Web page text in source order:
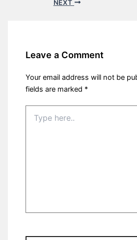
NEXT
Leave a Comment
Your email address will not be
fields are marked *
here..